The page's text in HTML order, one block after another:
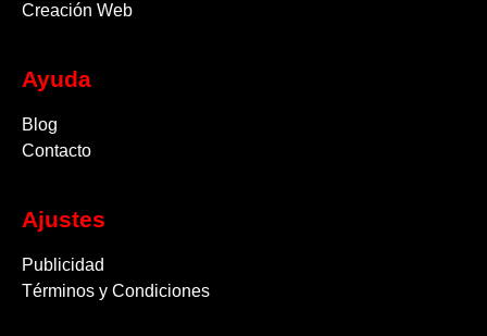
Creación Web
Ayuda
Blog
Contacto
Ajustes
Publicidad
Términos y Condiciones